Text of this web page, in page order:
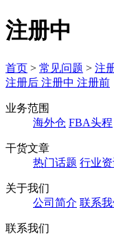
注册中
首页 > 常见问题 > 注
注册后 注册中 注册前
业务范围
海外仓 FBA头程
干货文章
热门话题 行业
关于我们
公司简介 联系
联系我们